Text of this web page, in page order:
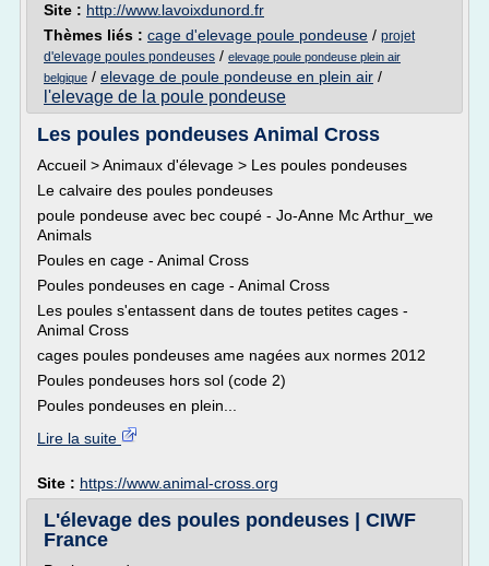
Site : http://www.lavoixdunord.fr
Thèmes liés : cage d'elevage poule pondeuse / projet
d'elevage poules pondeuses / elevage poule pondeuse plein air
belgique / elevage de poule pondeuse en plein air /
l'elevage de la poule pondeuse
Les poules pondeuses Animal Cross
Accueil > Animaux d'élevage > Les poules pondeuses
Le calvaire des poules pondeuses
poule pondeuse avec bec coupé - Jo-Anne Mc Arthur_we
Animals
Poules en cage - Animal Cross
Poules pondeuses en cage - Animal Cross
Les poules s'entassent dans de toutes petites cages -
Animal Cross
cages poules pondeuses ame nagées aux normes 2012
Poules pondeuses hors sol (code 2)
Poules pondeuses en plein...
Lire la suite
Site : https://www.animal-cross.org
L'élevage des poules pondeuses | CIWF
France